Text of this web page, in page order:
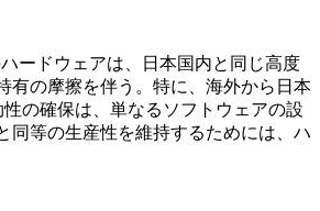
ードウェアは、日本国内と同じ高度
有の摩擦を伴う。特に、海外から日本
の確保は、単なるソフトウェアの設
同等の生産性を維持するためには、ハ